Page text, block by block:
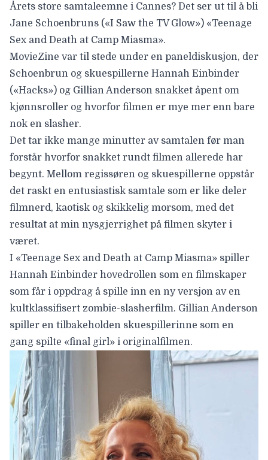
Årets store samtaleemne i Cannes? Det ser ut til å bli
Jane Schoenbruns («I Saw the TV Glow») «Teenage
Sex and Death at Camp Miasma».
MovieZine var til stede under en paneldiskusjon, der
Schoenbrun og skuespillerne Hannah Einbinder
(«Hacks») og Gillian Anderson snakket åpent om
kjønnsroller og hvorfor filmen er mye mer enn bare
nok en slasher.
Det tar ikke mange minutter av samtalen før man
forstår hvorfor snakket rundt filmen allerede har
begynt. Mellom regissøren og skuespillerne oppstår
det raskt en entusiastisk samtale som er like deler
filmnerd, kaotisk og skikkelig morsom, med det
resultat at min nysgjerrighet på filmen skyter i
været.
I «Teenage Sex and Death at Camp Miasma» spiller
Hannah Einbinder hovedrollen som en filmskaper
som får i oppdrag å spille inn en ny versjon av en
kultklassifisert zombie-slasherfilm. Gillian Anderson
spiller en tilbakeholden skuespillerinne som en
gang spilte «final girl» i originalfilmen.